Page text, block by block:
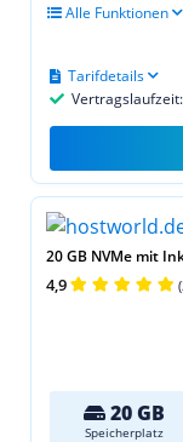
Alle Funktionen
Tarifdetails
20 GB NVMe mit
4,9
20 GB
Speicherplatz